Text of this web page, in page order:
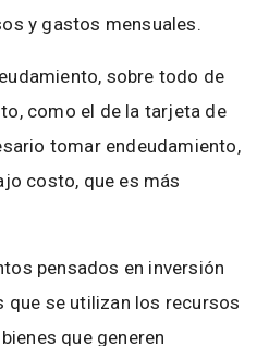
y gastos mensuales.
sobre todo de
como el de la tarjeta de
tomar endeudamiento,
costo, que es más
pensados en inversión
que se utilizan los recursos
que generen